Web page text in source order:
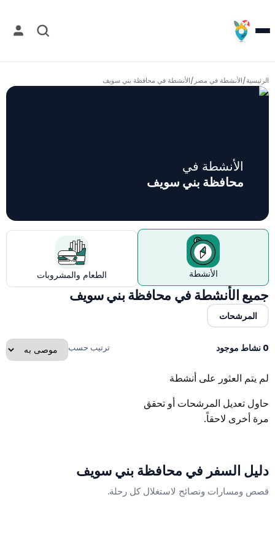
الرئيسية/الأنشطة في مصر /الأنشطة في محافظة بني سويف
الأنشطة في
محافظة بني سويف
الأنشطة الطعام والمشروبات
جميع الأنشطة في محافظة بني سويف
المرشحات
0 نشاط موجود ترتيب حسب
لم يتم العثور على أنشطة
حاول تعديل المرشحات أو تحقق
مرة أخرى لاحقاً.
دليل السفر في محافظة بني سويف
قصص ومسارات ونصائح لاستغلال كل رحلة.